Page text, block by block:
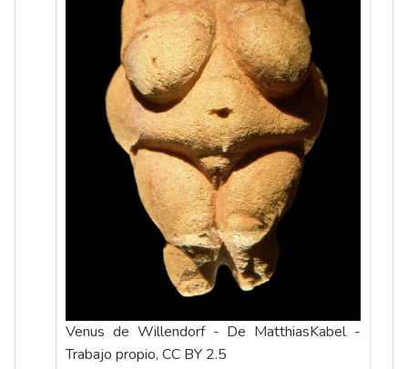
Venus de Willendorf - De MatthiasKabel -
Trabajo propio, CC BY 2.5